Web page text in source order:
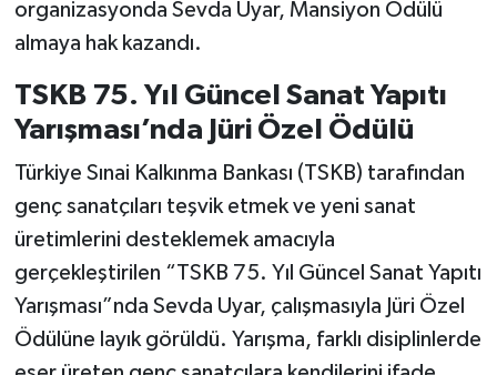
organizasyonda Sevda Uyar, Mansiyon Ödülü
almaya hak kazandı.
TSKB 75. Yıl Güncel Sanat Yapıtı
Yarışması’nda Jüri Özel Ödülü
Türkiye Sınai Kalkınma Bankası (TSKB) tarafından
genç sanatçıları teşvik etmek ve yeni sanat
üretimlerini desteklemek amacıyla
gerçekleştirilen “TSKB 75. Yıl Güncel Sanat Yapıtı
Yarışması”nda Sevda Uyar, çalışmasıyla Jüri Özel
Ödülüne layık görüldü. Yarışma, farklı disiplinlerde